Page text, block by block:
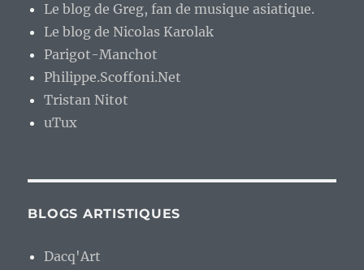
Le blog de Greg, fan de musique asiatique.
Le blog de Nicolas Karolak
Parigot-Manchot
Philippe.Scoffoni.Net
Tristan Nitot
uTux
BLOGS ARTISTIQUES
Dacq'Art